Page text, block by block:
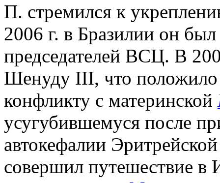
П. стремился к
2006 г. в Бразилии он
председателей ВСЦ. В
Шенуду III, что положило
конфликту с материнской
усугубившемуся после
автокефалии
совершил путешествие в